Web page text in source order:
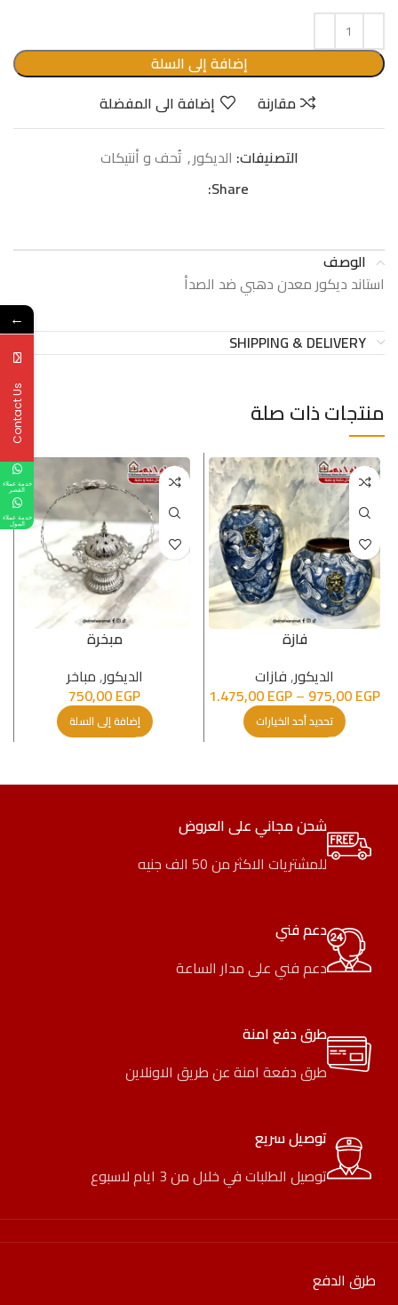
إضافة إلى السلة
مقارنة
إضافة الى المفضلة
التصنيفات: الدیكور, تُحف و أنتیكات
Share:
الوصف
استاند ديكور معدن دهبي ضد الصدأ
SHIPPING & DELIVERY
منتجات ذات صلة
فازة
الدیكور,فازات
975,00EGP
–
1.475,00EGP
تحديد أحد الخيارات
مبخرة
الدیكور,مباخر
750,00EGP
إضافة إلى السلة
شحن مجاني على العروض
للمشتريات الاكثر من 50 الف جنيه
دعم فني
دعم فني على مدار الساعة
طرق دفع امنة
طرق دفعة امنة عن طريق الاونلاين
توصيل سريع
توصيل الطلبات في خلال من 3 ايام لاسبوع
طرق الدفع
←
Contact Us
خدمة عملاء
القصر
خدمة عملاء
المول